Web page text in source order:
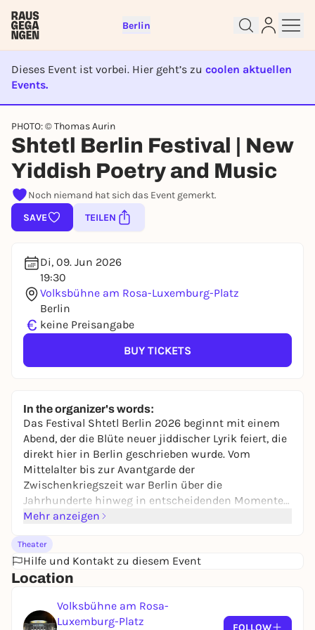
Berlin
Dieses Event ist vorbei. Hier geht’s zu coolen aktuellen
Events.
EVENT IST BEENDET
PHOTO: © Thomas Aurin
Shtetl Berlin Festival | New
Yiddish Poetry and Music
Noch niemand hat sich das Event gemerkt.
SAVE
TEILEN
Di, 09. Jun 2026
19:30
Volksbühne am Rosa-Luxemburg-Platz
Berlin
€ keine Preisangabe
BUY TICKETS
In the organizer's words:
Das Festival Shtetl Berlin 2026 beginnt mit einem
Abend, der die Blüte neuer jiddischer Lyrik feiert, die
direkt hier in Berlin geschrieben wurde. Vom
Mittelalter bis zur Avantgarde der
Zwischenkriegszeit war Berlin über die
Jahrhunderte hinweg in entscheidenden Momenten
ein Zentrum jiddischer Kunst, Musik und Kultur –
Schriftstellern und Musikern diese Tradition fort.
Dieses Konzert präsentiert zwei Acts, die einen
lebendigen Einblick in die zeitgenössische jiddische
und Gedichte von Patrick Farrell und Yael Merlini
sowie Di Shkatulkelekh, die neuen Vertonungen von
Mehr anzeigen
Theater
Hilfe und Kontakt zu diesem Event
Location
Volksbühne am Rosa-
Luxemburg-Platz
FOLLOW
Sign up for free and get started
To like events, follow pages, or participate in
lotteries, you need a free Rausgegangen account.
REGISTER FOR FREE NOW
You already have an account?Log in now